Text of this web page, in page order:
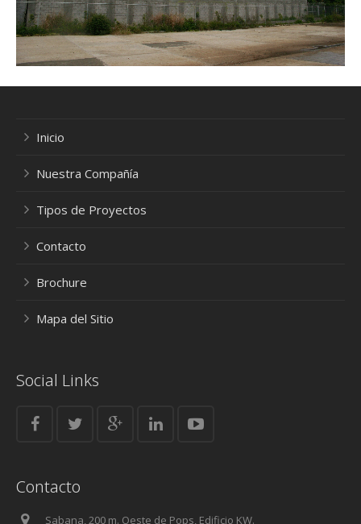
Inicio
Nuestra Compañía
Tipos de Proyectos
Contacto
Brochure
Mapa del Sitio
Social Links
Contacto
Sabana, 200 m. Oeste de Pops, Edificio KW.